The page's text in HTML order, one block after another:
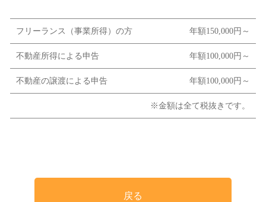
フリーランス（事業所得）の方 年額150,000円～
不動産所得による申告 年額100,000円～
不動産の譲渡による申告 年額100,000円～
※金額は全て税抜きです。
戻る